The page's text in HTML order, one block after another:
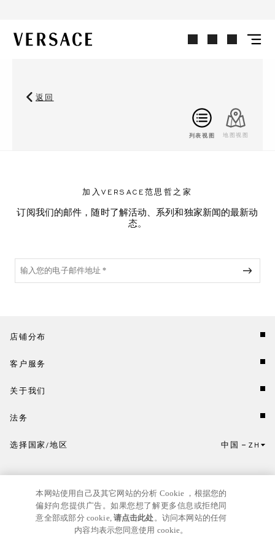
VERSACE | 主页
返回
列表视图 地图视图
加入VERSACE范思哲之家
订阅我们的邮件，随时了解活动、系列和独家新闻的最新动
态。
店铺分布
客户服务
关于我们
法务
点击此处选择国家/地区和语言。
选择国家/地区 中国 ZH
本网站使用自己及其它网站的分析 Cookie ，根据您的
偏好向您提供广告。如果您想了解更多信息或拒绝同
意全部或部分 cookie,请点击此处。访问本网站的任何
内容均表示您同意使用 cookie。